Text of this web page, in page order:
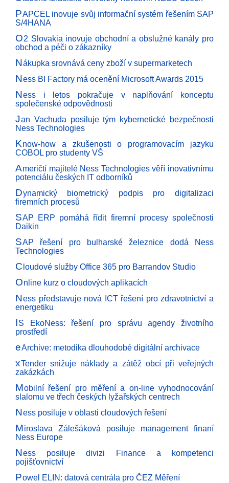
PAPCEL inovuje svůj informační systém řešením SAP
S/4HANA
O2 Slovakia inovuje obchodní a obslužné kanály pro
obchod a péči o zákazníky
Nákupka srovnává ceny zboží v supermarketech
Ness BI Factory má ocenění Microsoft Awards 2015
Ness i letos pokračuje v naplňování konceptu
společenské odpovědnosti
Jan Vachuda posiluje tým kybernetické bezpečnosti
Ness Technologies
Know-how a zkušenosti o programovacím jazyku
COBOL pro studenty VŠ
Američtí majitelé Ness Technologies věří inovativnímu
potenciálu českých IT odborníků
Dynamický biometrický podpis pro digitalizaci
firemních procesů
SAP ERP pomáhá řídit firemní procesy společnosti
Daikin
SAP řešení pro bulharské železnice dodá Ness
Technologies
Cloudové služby Office 365 pro Barrandov Studio
Online kurz o cloudových aplikacích
Ness představuje nová ICT řešení pro zdravotnictví a
energetiku
IS EkoNess: řešení pro správu agendy životního
prostředí
eArchive: metodika dlouhodobé digitální archivace
xTender snižuje náklady a zátěž obcí při veřejných
zakázkách
Mobilní řešení pro měření a on-line vyhodnocování
slalomu ve třech českých lyžařských centrech
Ness posiluje v oblasti cloudových řešení
Miroslava Zálešáková posiluje management finaní
Ness Europe
Ness posiluje divizi Finance a kompetenci
pojišťovnictví
Powel ELIN: datová centrála pro ČEZ Měření